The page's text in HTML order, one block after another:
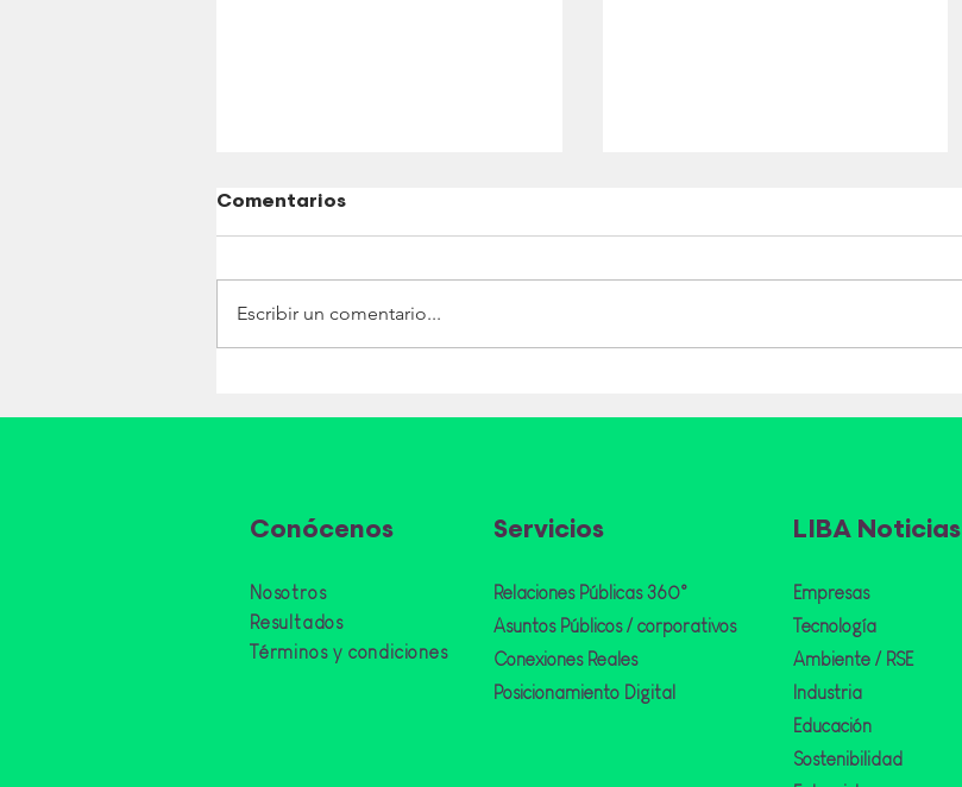
Federación de Cámaras
líderes que fortalecen la
Comentarios
Escribir un comentario...
Conócenos
Nosotros
Resultados
Términos y condiciones
Servicios
Relaciones Públicas 360°
Asuntos Públicos / corporativos
Conexiones Reales
Posicionamiento Digital
LIBA Noticias
Empresas
Tecnología
Ambiente / RSE
Industria
Educación
Sostenibilidad